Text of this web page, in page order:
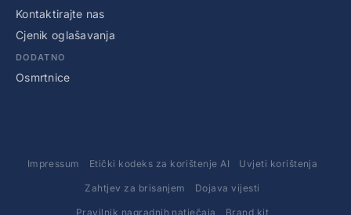
Kontaktirajte nas
Cjenik oglašavanja
DODATNO
Osmrtnice
Impressum Etički kodeks za korištenje AI Uvjeti korištenja
Zahtjev za brisanjem Dojava vijesti
Pravilnik nagradnih natječaja Brand kit